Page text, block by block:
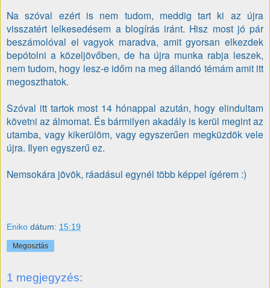
Na szóval ezért is nem tudom, meddig tart ki az újra
visszatért lelkesedésem a blogírás iránt. Hisz most jó pár
beszámolóval el vagyok maradva, amit gyorsan elkezdek
bepótolni a közeljövőben, de ha újra munka rabja leszek,
nem tudom, hogy lesz-e időm na meg állandó témám amit itt
megoszthatok.
Szóval itt tartok most 14 hónappal azután, hogy elindultam
követni az álmomat. És bármilyen akadály is kerül megint az
utamba, vagy kikerülöm, vagy egyszerűen megküzdök vele
újra. Ilyen egyszerű ez.
Nemsokára jövök, ráadásul egynél több képpel ígérem :)
Eniko dátum: 15:19
Megosztás
1 megjegyzés: